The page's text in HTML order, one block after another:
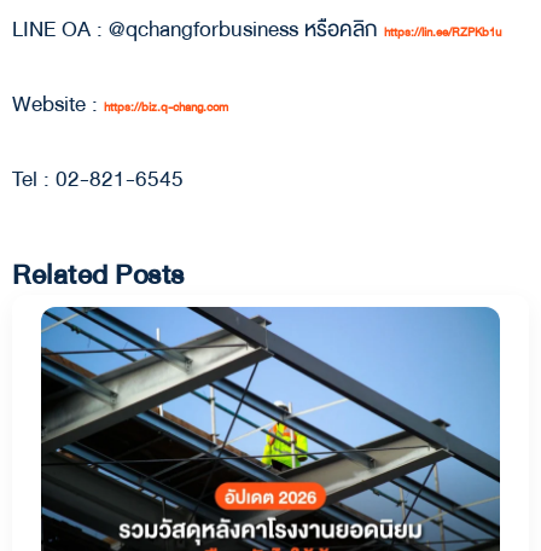
LINE OA : @qchangforbusiness หรือคลิก https://lin.ee/RZPKb1u
Website : https://biz.q-chang.com
Tel : 02-821-6545
Related Posts